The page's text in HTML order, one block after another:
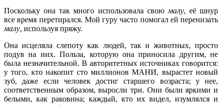
Поскольку она так много использовала свою малу, её шнур
все время перетирался. Мой гуру часто помогал ей перенизать
малу, используя пряжу.
Она исцеляла слепоту как людей, так и животных, просто
подув на них. Польза, которую она приносила другим, не
была незначительной. В авторитетных источниках говорится:
у того, кто накопит сто миллионов МАНИ, вырастет новый
зуб, даже если человек достиг старшего возраста; у нее,
соответственным образом, выросли три. Они были яркими и
белыми, как раковина; каждый, кто их видел, изумлялся и